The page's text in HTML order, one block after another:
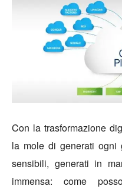
Con la trasformazione
la mole di generati ogni
sensibili, generati in
immensa: come